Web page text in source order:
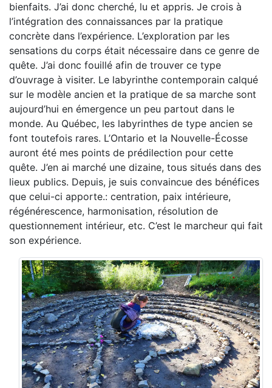
bienfaits. J’ai donc cherché, lu et appris. Je crois à
l’intégration des connaissances par la pratique
concrète dans l’expérience. L’exploration par les
sensations du corps était nécessaire dans ce genre de
quête. J’ai donc fouillé afin de trouver ce type
d’ouvrage à visiter. Le labyrinthe contemporain calqué
sur le modèle ancien et la pratique de sa marche sont
aujourd’hui en émergence un peu partout dans le
monde. Au Québec, les labyrinthes de type ancien se
font toutefois rares. L’Ontario et la Nouvelle-Écosse
auront été mes points de prédilection pour cette
quête. J’en ai marché une dizaine, tous situés dans des
lieux publics. Depuis, je suis convaincue des bénéfices
que celui-ci apporte.: centration, paix intérieure,
régénérescence, harmonisation, résolution de
questionnement intérieur, etc. C’est le marcheur qui fait
son expérience.